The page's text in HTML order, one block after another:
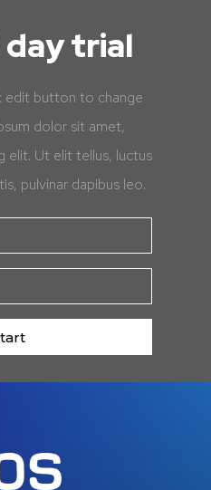
day trial
edit button to change
dolor sit amet,
elit. Ut elit tellus, luctus
pulvinar dapibus leo.